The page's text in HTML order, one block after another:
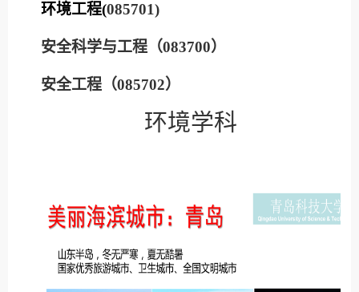
环境工程(085701)
安全科学与工程（083700）
安全工程（085702）
环境学科